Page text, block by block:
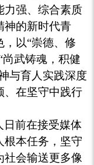
力强、综合素质
神的新时代青
以“崇德、修
武铸魂，积健
与育人实践深度
、在坚守中践行
日前在接受媒体
根本任务，坚守
社会输送更多像